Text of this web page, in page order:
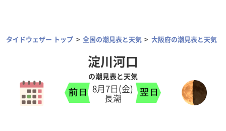
タイドウェザー トップ 全国の潮見表と天気 大阪府の潮見表と天気
淀川河口
の潮見表と天気
8月7日(金)
長潮